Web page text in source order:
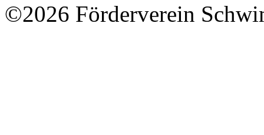
©2026 Förderverein